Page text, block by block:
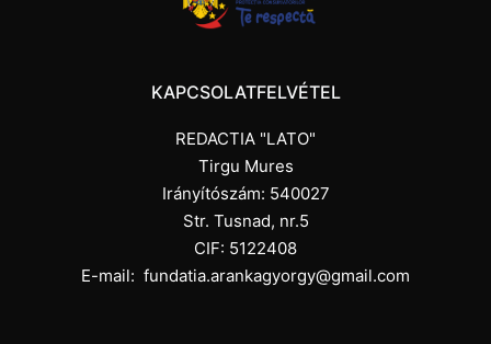
KAPCSOLATFELVÉTEL
REDACTIA "LATO"
Tirgu Mures
Irányítószám: 540027
Str. Tusnad, nr.5
CIF: 5122408
E-mail: fundatia.arankagyorgy@gmail.com